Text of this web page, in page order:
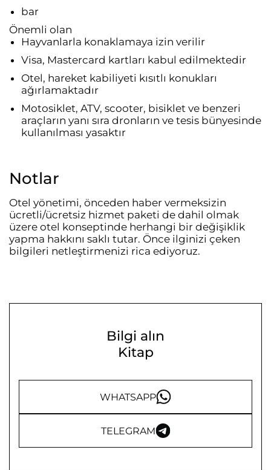
bar
Önemli olan
Hayvanlarla konaklamaya izin verilir
Visa, Mastercard kartları kabul edilmektedir
Otel, hareket kabiliyeti kısıtlı konukları
ağırlamaktadır
Motosiklet, ATV, scooter, bisiklet ve benzeri
araçların yanı sıra dronların ve tesis bünyesinde
kullanılması yasaktır
Notlar
Otel yönetimi, önceden haber vermeksizin
ücretli/ücretsiz hizmet paketi de dahil olmak
üzere otel konseptinde herhangi bir değişiklik
yapma hakkını saklı tutar. Önce ilginizi çeken
bilgileri netleştirmenizi rica ediyoruz.
Bilgi alın
Kitap
WHATSAPP
TELEGRAM